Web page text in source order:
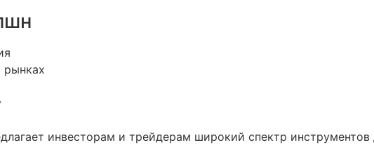
рынках
инвесторам и трейдерам широкий спектр инструментов